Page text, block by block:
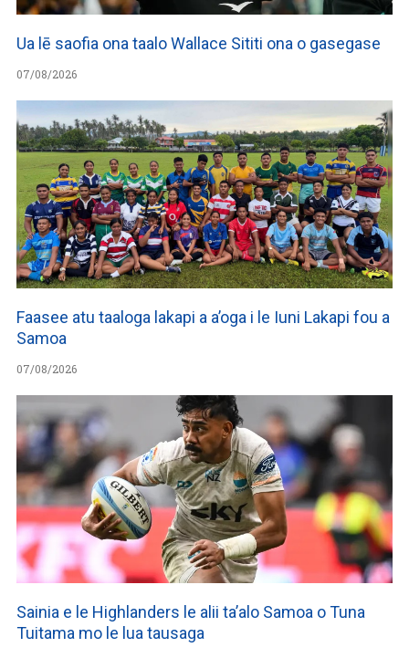
Ua lē saofia ona taalo Wallace Sititi ona o gasegase
07/08/2026
Faasee atu taaloga lakapi a a’oga i le Iuni Lakapi fou a
Samoa
07/08/2026
Sainia e le Highlanders le alii ta’alo Samoa o Tuna
Tuitama mo le lua tausaga